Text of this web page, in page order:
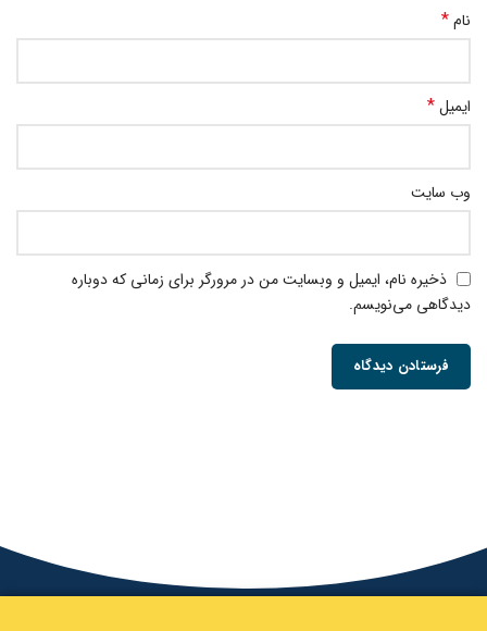
نام*
ایمیل*
وب‌ سایت
ذخیره نام، ایمیل و وبسایت من در مرورگر برای زمانی که دوباره
دیدگاهی می‌نویسم.